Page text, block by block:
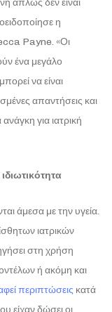
απλώς δεν είναι
η
Payne. «Οι
ένα μεγάλο
να είναι
απαντήσεις και
για ιατρική
άμεσα με την υγεία.
ιατρικών
στη χρήση
ή ακόμη και
περιπτώσεις κατά
είχαν δώσει οι